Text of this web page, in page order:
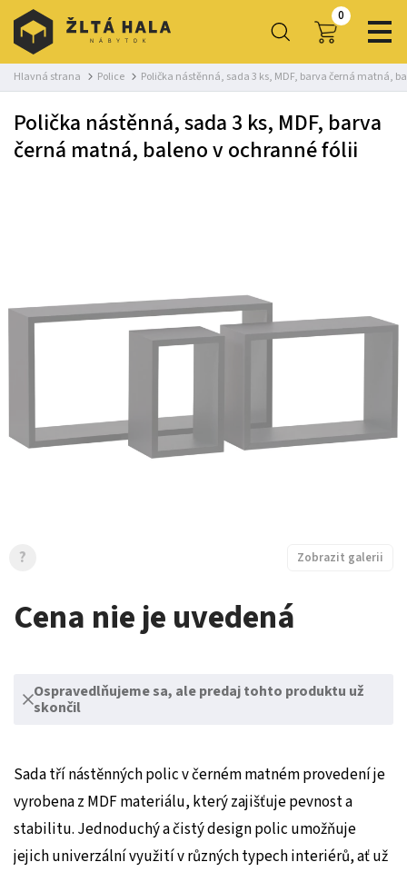
0
Hlavná strana Police Polička nástěnná, sada 3 ks, MDF, barva černá matná,
Cena nie je uvedená
Ospravedlňujeme sa, ale predaj tohto produktu už
skončil
Polička nástěnná, sada 3 ks, MDF, barva
černá matná, baleno v ochranné fólii
Zobrazit galerii
?
Sada tří nástěnných polic v černém matném provedení je
vyrobena z MDF materiálu, který zajišťuje pevnost a
stabilitu. Jednoduchý a čistý design polic umožňuje
jejich univerzální využití v různých typech interiérů, ať už